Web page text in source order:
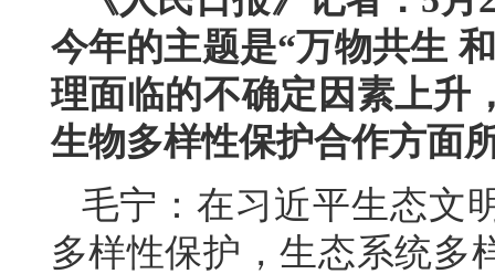
今年的主题是“万物共生
理面临的不确定因素上升
生物多样性保护合作方面
毛宁：在习近平生态文
多样性保护，生态系统多